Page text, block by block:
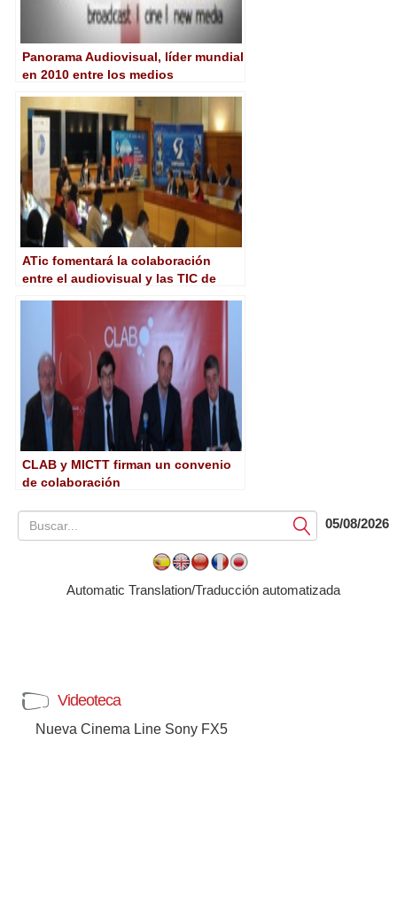
Panorama Audiovisual, líder mundial
en 2010 entre los medios
ATic fomentará la colaboración
entre el audiovisual y las TIC de
CLAB y MICTT firman un convenio
de colaboración
Submit05/08/2026
Automatic Translation/Traducción automatizada
Videoteca
Nueva Cinema Line Sony FX5